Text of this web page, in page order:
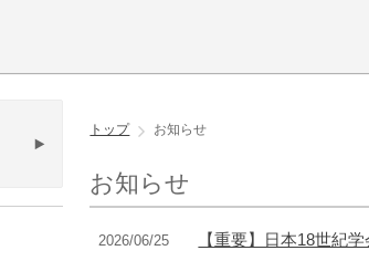
トップ お知らせ
お知らせ
2026/06/25 【重要】日本18世紀